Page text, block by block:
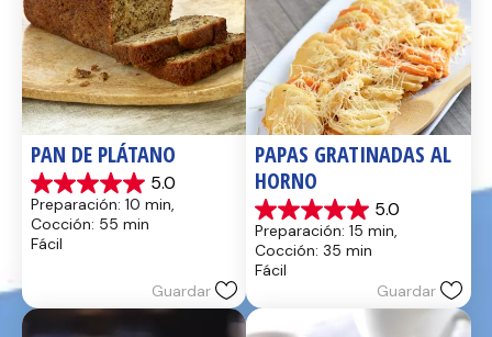
PAN DE PLÁTANO
5.0
5.0
de
5
estrellas.
Preparación: 10 min,
Cocción: 55 min
Fácil
Guardar
PAPAS GRATINADAS AL
HORNO
5.0
5.0
de
5
estrellas.
Preparación: 15 min,
Cocción: 35 min
Fácil
Guardar